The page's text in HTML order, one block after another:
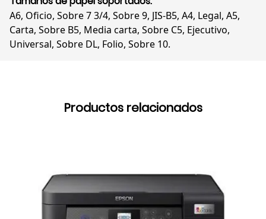
A6, Oficio, Sobre 7 3/4, Sobre 9, JIS-B5, A4, Legal, A5,
Carta, Sobre B5, Media carta, Sobre C5, Ejecutivo,
Universal, Sobre DL, Folio, Sobre 10.
Productos relacionados